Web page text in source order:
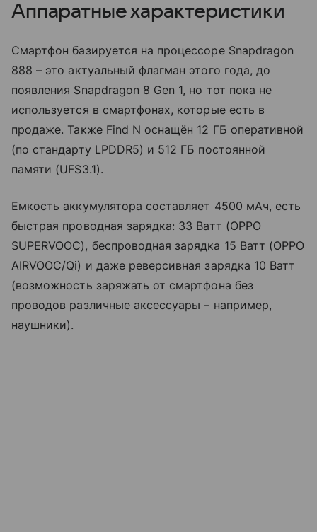
Аппаратные характеристики
Смартфон базируется на процессоре Snapdragon
888 – это актуальный флагман этого года, до
появления Snapdragon 8 Gen 1, но тот пока не
используется в смартфонах, которые есть в
продаже. Также Find N оснащён 12 ГБ оперативной
(по стандарту LPDDR5) и 512 ГБ постоянной
памяти (UFS3.1).
Емкость аккумулятора составляет 4500 мАч, есть
быстрая проводная зарядка: 33 Ватт (OPPO
SUPERVOOC), беспроводная зарядка 15 Ватт (OPPO
AIRVOOC/Qi) и даже реверсивная зарядка 10 Ватт
(возможность заряжать от смартфона без
проводов различные аксессуары – например,
наушники).